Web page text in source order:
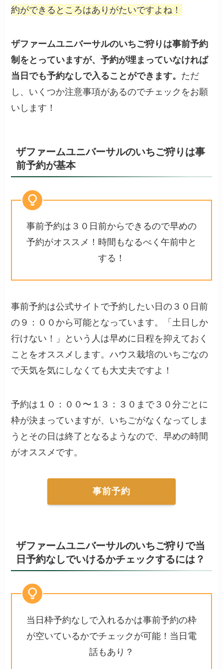
約ができるところはありがたいですよね！
ザファームユニバーサルのいちご狩りは事前予約
制をとっていますが、予約が埋まっていなければ
当日でも予約なしで入ることができます。 ただ
し、いくつか注意事項があるのでチェックをお願
いします！
ザファームユニバーサルのいちご狩りは事
前予約が基本
事前予約は３０日前からできるので早めの
予約がオススメ！時間もなるべく午前中と
する！
事前予約は公式サイトで予約したい日の３０日前
の９：００から可能となっています。「土日しか
行けない！」という人は早めに日程を抑えておく
ことをオススメします。ハウス栽培のいちごなの
で天気を気にしなくても大丈夫ですよ！
予約は１０：００〜１３：３０まで３０分ごとに
枠が決まっていますが、いちごがなくなってしま
うとその日は終了となるようなので、早めの時間
がオススメです。
事前予約
ザファームユニバーサルのいちご狩りで当
日予約なしでいけるかチェックするには？
当日枠予約なしで入れるかは事前予約の枠
が空いているかでチェックが可能！当日電
話もあり？